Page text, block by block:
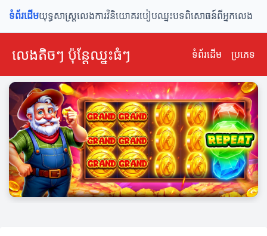
ទំព័រដើមយុទ្ធសាស្ត្រលេងការវិនិយោគរបៀបឈ្នះបទពិសោធន៍ពីអ្នកលេង
លេងតិចៗ ប៉ុន្តែឈ្នះធំៗ ទំព័រដើម ប្រភេទ